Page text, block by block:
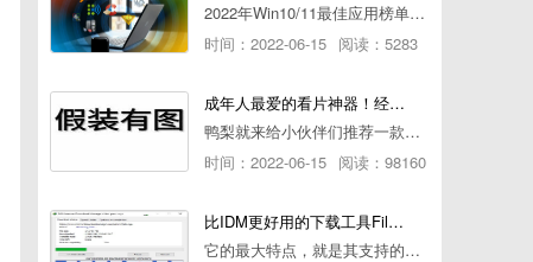
2022年Win10/11最佳应用榜单出炉！ 你都用过几个？
时间：2022-06-15 阅读：5283
成年人最爱的看片神器！经久耐用-白嫖全网资源
鸭梨就来给小伙伴们推荐一款经久耐用的良心播放器，资源齐全无广告，可以放心使用~
时间：2022-06-15 阅读：98160
比IDM更好用的下载工具File Centipede文件蜈蚣-秒杀迅雷-直接飞起！
它的最大特点，就是其支持的下载协议几乎是市面上最全面的，包括HTTP/FTP、BT种子、磁力链接，m3u8流任务（AES-128解密）。